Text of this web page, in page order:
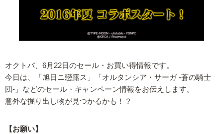
オクトバ、6月22日のセール・お買い得情報です。
今日は、「旭日ニ戀露ス」「オルタンシア・サーガ -蒼の騎士
団-」などのセール・キャンペーン情報をお伝えします。
意外な掘り出し物が見つかるかも！？
【お願い】